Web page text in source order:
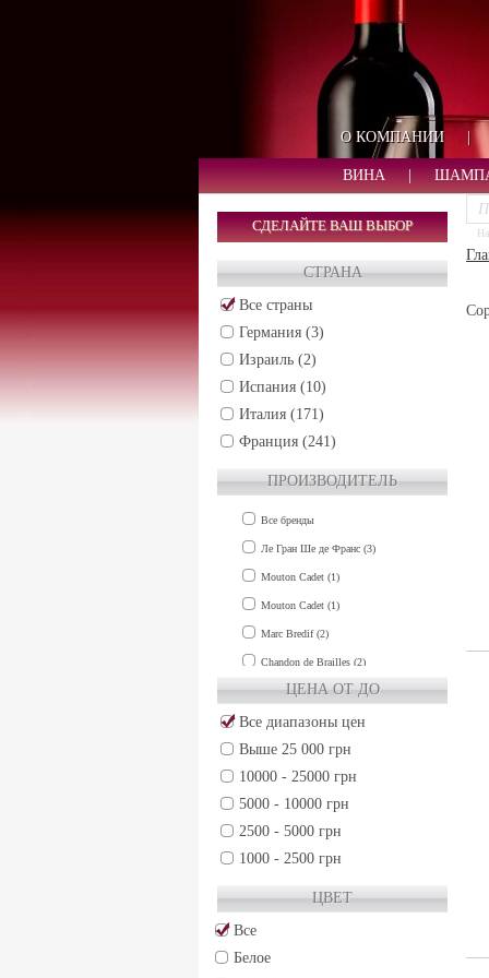
О КОМПАНИИ |
ВИНА
СДЕЛАЙТЕ ВАШ ВЫБОР
СТРАНА
Все страны
Германия (3)
Израиль (2)
Испания (10)
Италия (171)
Франция (241)
Шотландия (9)
ПРОИЗВОДИТЕЛЬ
Все бренды
Ле Гран Ше де Франс (3)
Mouton Cadet (1)
Mouton Cadet (1)
Marc Bredif (2)
Chandon de Brailles (2)
Chateau Carbonnieux (2)
Chateau Clinet (1)
Chateau Cos d'Estournel (1)
Chateau de Fieuzal (1)
Chateau Grand-Puy-Lacoste (2)
Chateau Gruaud Larose (2)
Chateau Guiraud (1)
ЦЕНА ОТ ДО
Все диапазоны цен
Выше 25 000 грн
10000 - 25000 грн
5000 - 10000 грн
2500 - 5000 грн
1000 - 2500 грн
250 - 500 грн
50 - 250 грн
ЦВЕТ
Все
Белое